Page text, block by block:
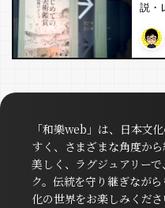
説・
「和樂web」は、日本文
すく、さまざまな角度から
美しく、ラグジュアリー
ク。伝統を守り継ぎなが
化の世界をお楽しみくださ